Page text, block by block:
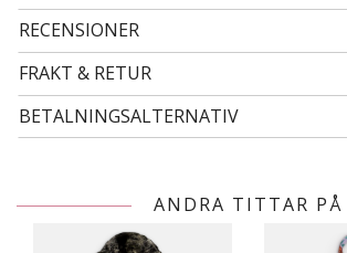
RECENSIONER
FRAKT & RETUR
BETALNINGSALTERNATIV
ANDRA TITTAR PÅ